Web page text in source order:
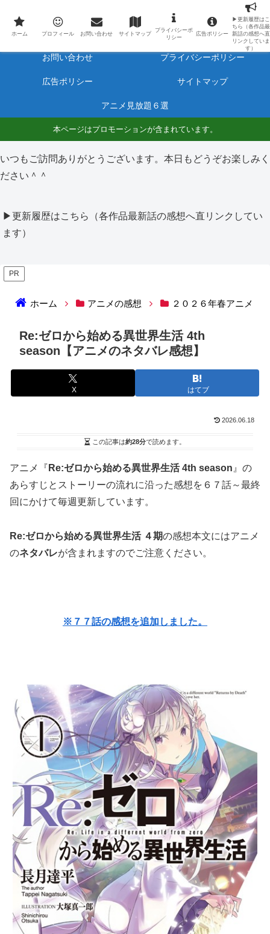
最新アニメのあらすじと感想をネタバレ有りで毎日更新しています。
ホーム プロフィール
お問い合わせ プライバシーポリシー
広告ポリシー サイトマップ
アニメ見放題６選
本ページはプロモーションが含まれています。
いつもご訪問ありがとうございます。本日もどうぞお楽しみく
ださい＾＾
▶更新履歴はこちら（各作品最新話の感想へ直リンクしてい
ます）
PR
ホーム アニメの感想 ２０２６年春アニメ
Re:ゼロから始める異世界生活 4th
season【アニメのネタバレ感想】
X はてブ
2026.06.18
この記事は約28分で読めます。
アニメ『 Re:ゼロから始める異世界生活 4th season 』の
あらすじとストーリーの流れに沿った感想を６７話～最終
回にかけて毎週更新しています。
Re:ゼロから始める異世界生活 ４期の感想本文にはアニメ
のネタバレが含まれますのでご注意ください。
※７７話の感想を追加しました。
ホーム プロフィール お問い合わせ サイトマップ
プライバシーポ
リシー
広告ポリシー
▶更新履歴はこ
ちら（各作品最
新話の感想へ直
リンクしていま
す）